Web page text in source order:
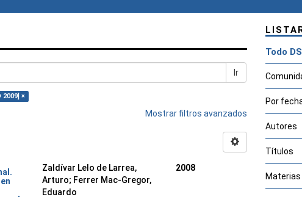
Ir
2009] ×
Mostrar filtros avanzados
Zaldívar Lelo de Larrea,
Arturo; Ferrer Mac-Gregor,
Eduardo
2008
Todo
Por
Autores
Títulos
Materias